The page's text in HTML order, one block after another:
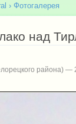
› Фотогалерея
над
района) —